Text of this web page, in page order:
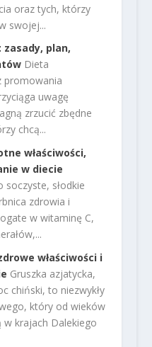
oraz tych, którzy
swojej...
plan,
Dieta
promowania
uwagę
zrzucić zbędne
chcą...
właściwości,
w diecie
słodkie
zdrowia i
w witaminę C,
właściwości i
Gruszka azjatycka,
chiński, to niezwykły
który od wieków
w krajach Dalekiego